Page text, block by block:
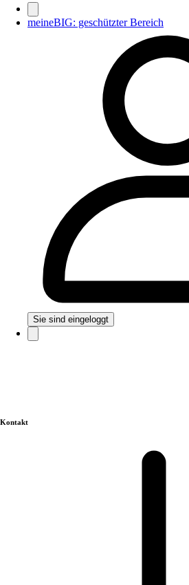
meineBIG: geschützter Bereich
Sie sind eingeloggt
Kontakt